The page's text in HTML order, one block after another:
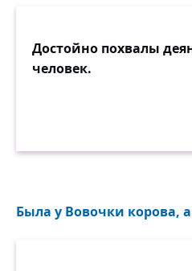
Достойно похвалы
человек.
Была у Вовочки корова,